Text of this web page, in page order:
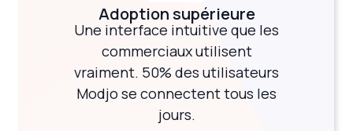
Adoption supérieure
Une interface intuitive que les
commerciaux utilisent
vraiment. 50% des utilisateurs
Modjo se connectent tous les
jours.